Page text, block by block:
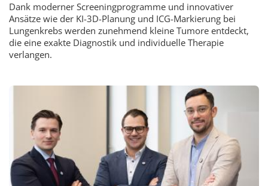
Dank moderner Screeningprogramme und innovativer
Ansätze wie der KI-3D-Planung und ICG-Markierung bei
Lungenkrebs werden zunehmend kleine Tumore entdeckt,
die eine exakte Diagnostik und individuelle Therapie
verlangen.